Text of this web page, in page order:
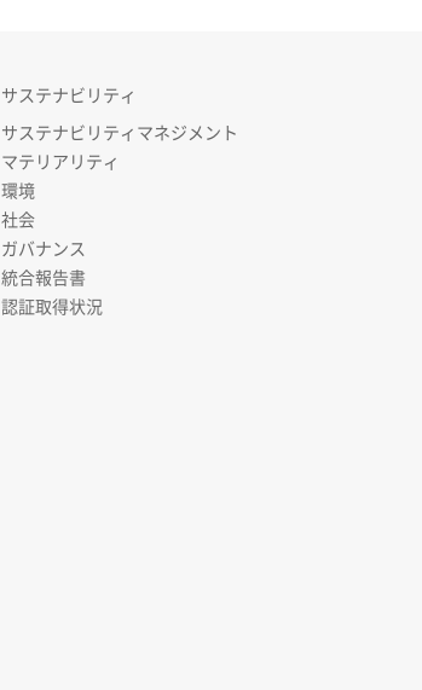
サステナビリティ
サステナビリティマネジメント
マテリアリティ
環境
社会
ガバナンス
統合報告書
認証取得状況